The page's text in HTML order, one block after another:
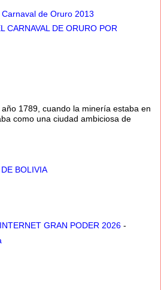
de Oruro 2013
CARNAVAL DE ORURO POR
1789, cuando la minería estaba en
como una ciudad ambiciosa de
BOLIVIA
GRAN PODER 2026 -